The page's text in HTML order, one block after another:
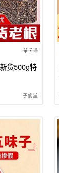
7.8
货500g特
子俊堂